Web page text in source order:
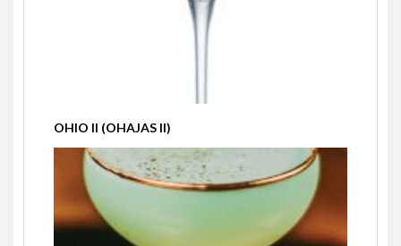
OHIO II (OHAJAS II)